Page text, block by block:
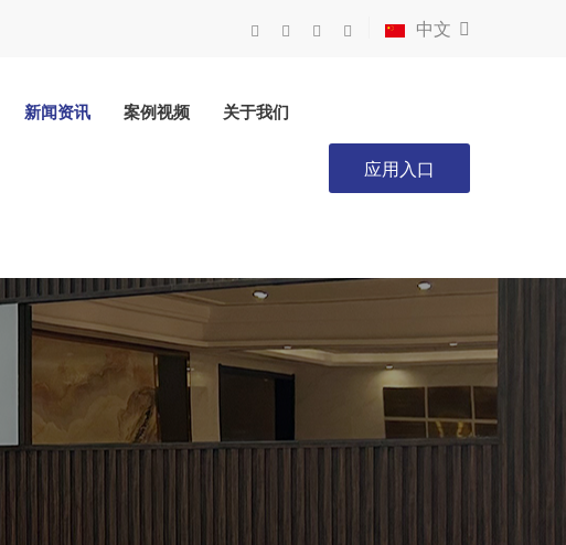
中文
新闻资讯 案例视频 关于我们
应用入口